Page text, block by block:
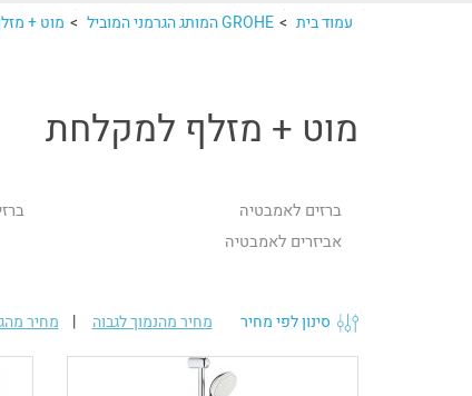
עמוד בית > GROHE המותג הגרמני המוביל > מוט +
מוט + מזלף למקלחת
ברזים לאמבטיה
אביזרים לאמבטיה
סינון לפי מחיר מחיר מהנמוך לגבוה |מחיר